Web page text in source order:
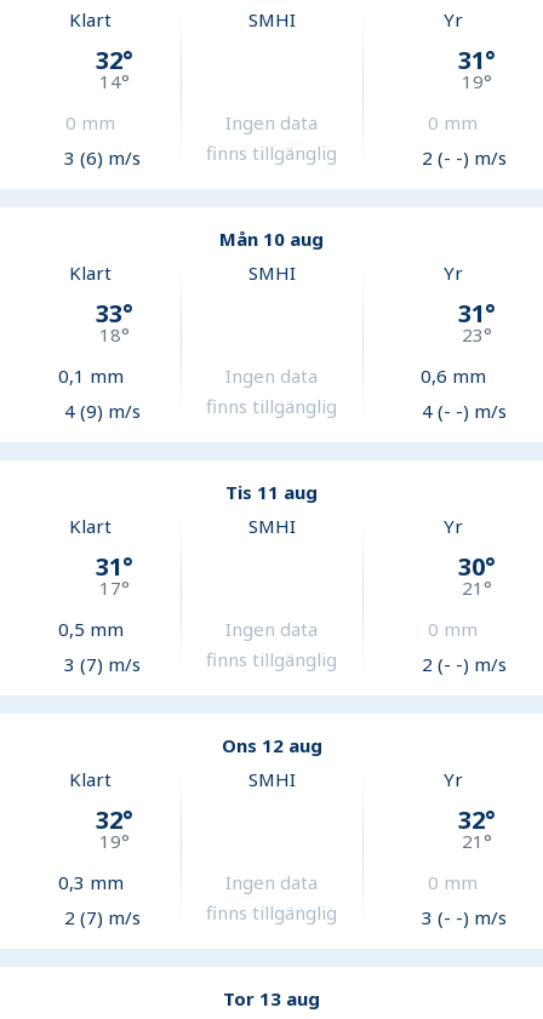
Klart
32°
14°
0 mm
3 (6) m/s
SMHI
Ingen data
finns tillgänglig
Yr
31°
19°
0 mm
2 (- -) m/s
Mån 10 aug
Klart
33°
18°
0,1 mm
4 (9) m/s
SMHI
Ingen data
finns tillgänglig
Yr
31°
23°
0,6 mm
4 (- -) m/s
Tis 11 aug
Klart
31°
17°
0,5 mm
3 (7) m/s
SMHI
Ingen data
finns tillgänglig
Yr
30°
21°
0 mm
2 (- -) m/s
Ons 12 aug
Klart
32°
19°
0,3 mm
2 (7) m/s
SMHI
Ingen data
finns tillgänglig
Yr
32°
21°
0 mm
3 (- -) m/s
Tor 13 aug